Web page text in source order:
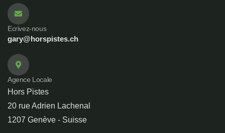
Ecrivez-nous
gary@horspistes.ch
Agence Locale
Hors Pistes
20 rue Adrien Lachenal
1207 Genève - Suisse